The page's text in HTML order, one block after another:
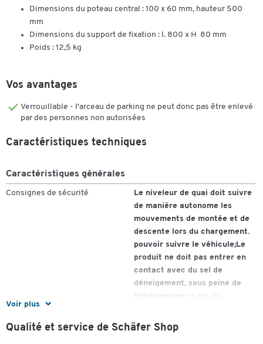
Dimensions du poteau central : 100 x 60 mm, hauteur 500
mm
Dimensions du support de fixation : l. 800 x H 80 mm
Poids : 12,5 kg
Vos avantages
Verrouillable - l'arceau de parking ne peut donc pas être enlevé
par des personnes non autorisées
Voir plus
Caractéristiques techniques
Caractéristiques générales
Consignes de sécurité
Le niveleur de quai doit suivre
de manière autonome les
mouvements de montée et de
descente lors du chargement.
pouvoir suivre le véhicule;Le
produit ne doit pas entrer en
contact avec du sel de
déneigement, sous peine de
l'endommager.;Lors du
suivre de manière autonome
les mouvements de montée et
Qualité et service de Schäfer Shop
Toucher deux fois pour zoomer